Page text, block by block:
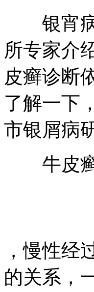
银宵病
所专家介
皮癣诊断
了解一下
市银屑病
牛皮癣
，慢性经
的关系，